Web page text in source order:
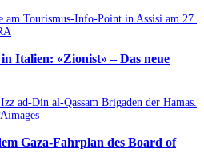
Italien: «Zionist» – Das neue
Gaza-Fahrplan des Board of